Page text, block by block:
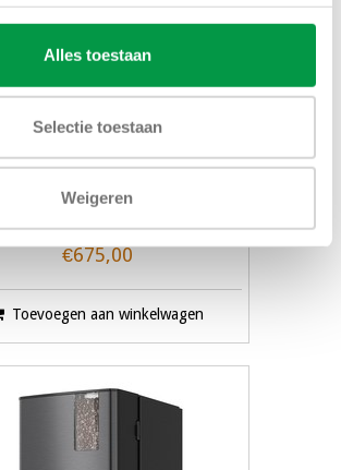
Alles toestaan
Selectie toestaan
Weigeren
Bravo Instant - gereviseerd
€675,00
Toevoegen aan winkelwagen